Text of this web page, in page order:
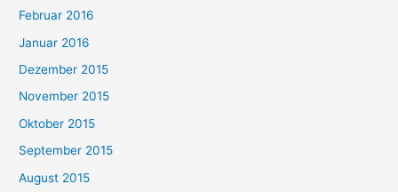
Februar 2016
Januar 2016
Dezember 2015
November 2015
Oktober 2015
September 2015
August 2015